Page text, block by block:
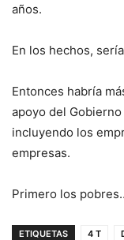
años.
En los hechos,
Entonces habría
apoyo del
incluyendo los
empresas.
Primero los
ETIQUETAS 4 T